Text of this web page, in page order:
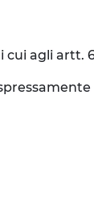
agli artt.